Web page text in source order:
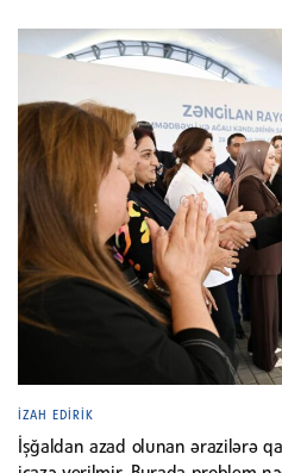
İZAH EDIRIK
İşğaldan azad olunan ərazilərə